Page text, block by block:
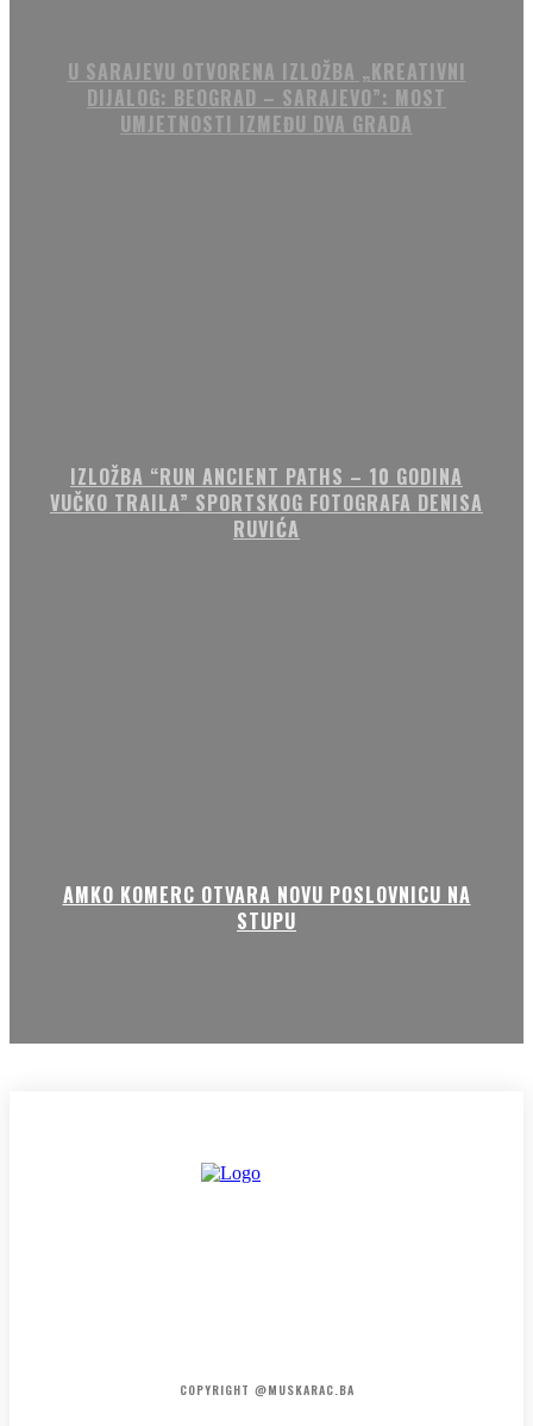
U SARAJEVU OTVORENA IZLOŽBA „KREATIVNI
DIJALOG: BEOGRAD – SARAJEVO”: MOST
UMJETNOSTI IZMEĐU DVA GRADA
IZLOŽBA “RUN ANCIENT PATHS – 10 GODINA
VUČKO TRAILA” SPORTSKOG FOTOGRAFA DENISA
RUVIĆA
AMKO KOMERC OTVARA NOVU POSLOVNICU NA
STUPU
COPYRIGHT @MUSKARAC.BA